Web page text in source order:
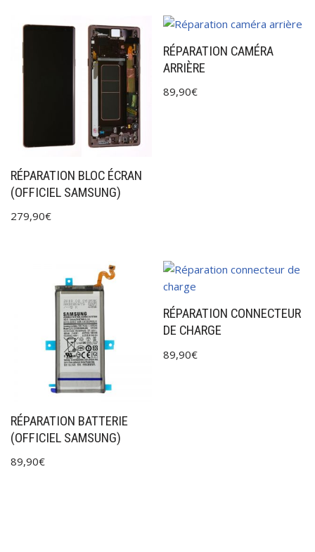
RÉPARATION BLOC ÉCRAN
(OFFICIEL SAMSUNG)
279,90€
RÉPARATION CAMÉRA
ARRIÈRE
89,90€
RÉPARATION BATTERIE
(OFFICIEL SAMSUNG)
89,90€
RÉPARATION CONNECTEUR
DE CHARGE
89,90€